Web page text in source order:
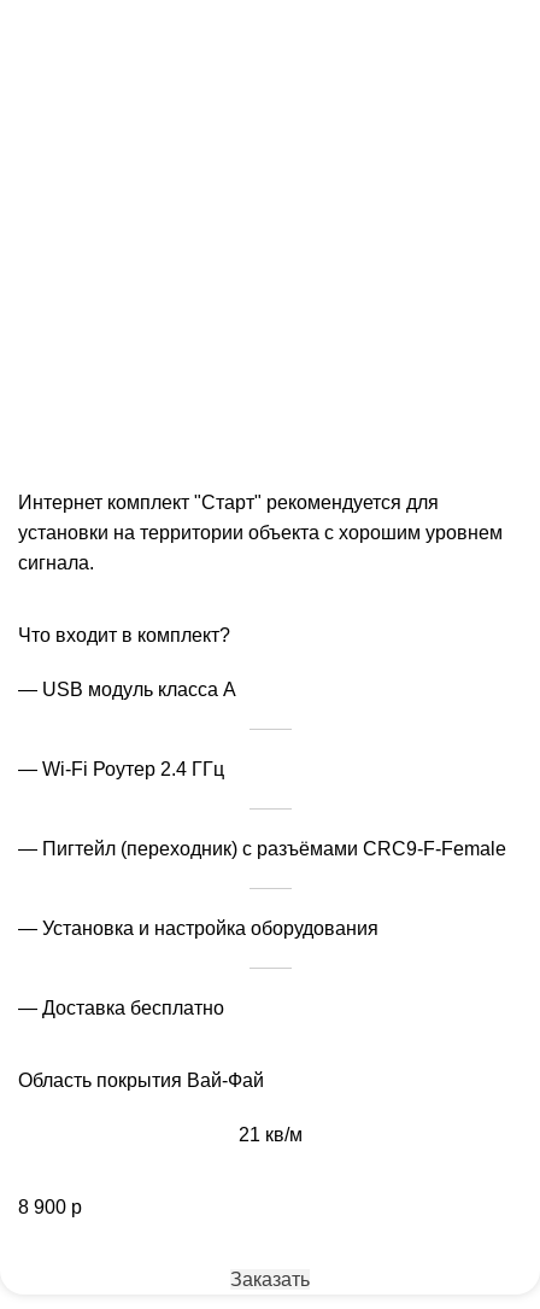
Интернет комплект "Старт" рекомендуется для
установки на территории объекта с хорошим уровнем
сигнала.
Что входит в комплект?
— USB модуль класса А
— Wi-Fi Роутер 2.4 ГГц
— Пигтейл (переходник) с разъёмами CRC9-F-Female
— Установка и настройка оборудования
— Доставка бесплатно
Область покрытия Вай-Фай
21 кв/м
8 900 р
Заказать